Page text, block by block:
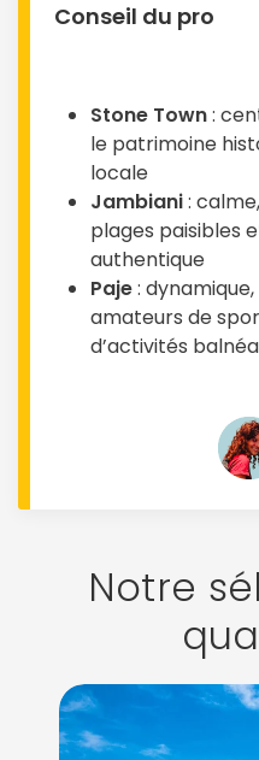
Conseil du pro
Stone Town:
le patrimoine
locale
Jambiani:
plages paisibles
authentique
Paje:
amateurs de
d’activités
Notre